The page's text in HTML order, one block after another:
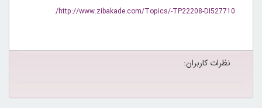
http://www.zibakade.com/Topics/-TP22208-DI527710/
نظرات کاربران: